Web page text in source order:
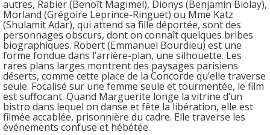
autres, Rabier (Benoît Magimel), Dionys (Benjamin Biolay),
Morland (Grégoire Leprince-Ringuet) ou Mme Katz
(Shulamit Adar), qui attend sa fille déportée, sont des
personnages obscurs, dont on connaît quelques bribes
biographiques. Robert (Emmanuel Bourdieu) est une
forme fondue dans l’arrière-plan, une silhouette. Les
rares plans larges montrent des paysages parisiens
déserts, comme cette place de la Concorde qu’elle traverse
seule. Focalisé sur une femme seule et tourmentée, le film
est suffocant. Quand Marguerite longe la vitrine d’un
bistro dans lequel on danse et fête la libération, elle est
filmée accablée, prisonnière du cadre. Elle traverse les
événements confuse et hébétée.